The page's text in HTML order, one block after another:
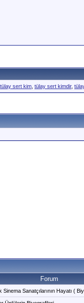
tülay sert kim tülay sert kimdir,
Forum
Sinema Sanatçılarının Hayatı (